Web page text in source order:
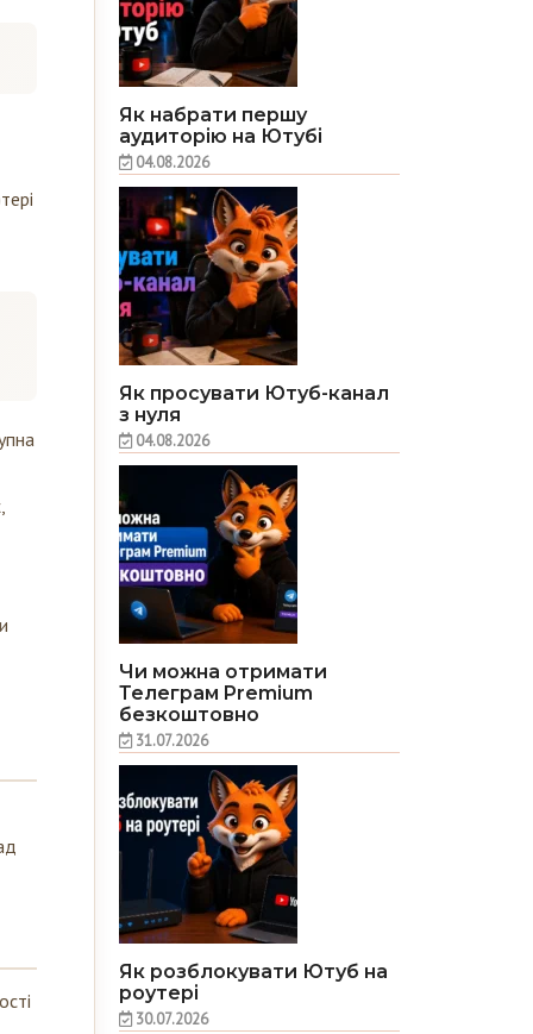
Як набрати першу
аудиторію на Ютубі
04.08.2026
Як просувати Ютуб-канал
з нуля
04.08.2026
Чи можна отримати
Телеграм Premium
безкоштовно
31.07.2026
Як розблокувати Ютуб на
роутері
30.07.2026